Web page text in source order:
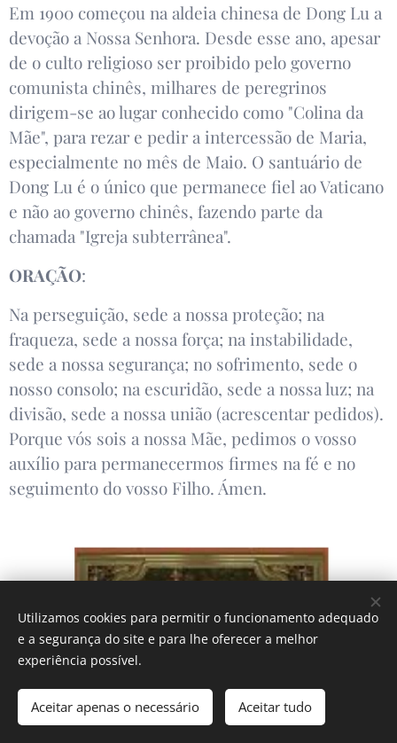
Em 1900 começou na aldeia chinesa de Dong Lu a
devoção a Nossa Senhora. Desde esse ano, apesar
de o culto religioso ser proibido pelo governo
comunista chinês, milhares de peregrinos
dirigem-se ao lugar conhecido como "Colina da
Mãe", para rezar e pedir a intercessão de Maria,
especialmente no mês de Maio. O santuário de
Dong Lu é o único que permanece fiel ao Vaticano
e não ao governo chinês, fazendo parte da
chamada "Igreja subterrânea".
ORAÇÃO:
Na perseguição, sede a nossa proteção; na
fraqueza, sede a nossa força; na instabilidade,
sede a nossa segurança; no sofrimento, sede o
nosso consolo; na escuridão, sede a nossa luz; na
divisão, sede a nossa união (acrescentar pedidos).
Porque vós sois a nossa Mãe, pedimos o vosso
auxílio para permanecermos firmes na fé e no
seguimento do vosso Filho. Ámen.
Utilizamos cookies para permitir o funcionamento adequado
e a segurança do site e para lhe oferecer a melhor
experiência possível.
Aceitar apenas o necessário Aceitar tudo